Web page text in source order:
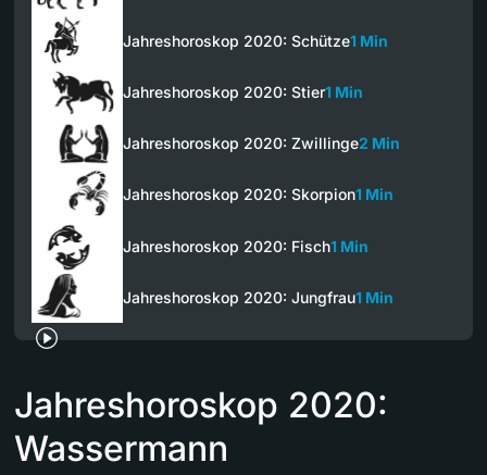
Jahreshoroskop 2020: Schütze1 Min
Jahreshoroskop 2020: Stier1 Min
Jahreshoroskop 2020: Zwillinge2 Min
Jahreshoroskop 2020: Skorpion1 Min
Jahreshoroskop 2020: Fisch1 Min
Jahreshoroskop 2020: Jungfrau1 Min
Jahreshoroskop 2020:
Wassermann